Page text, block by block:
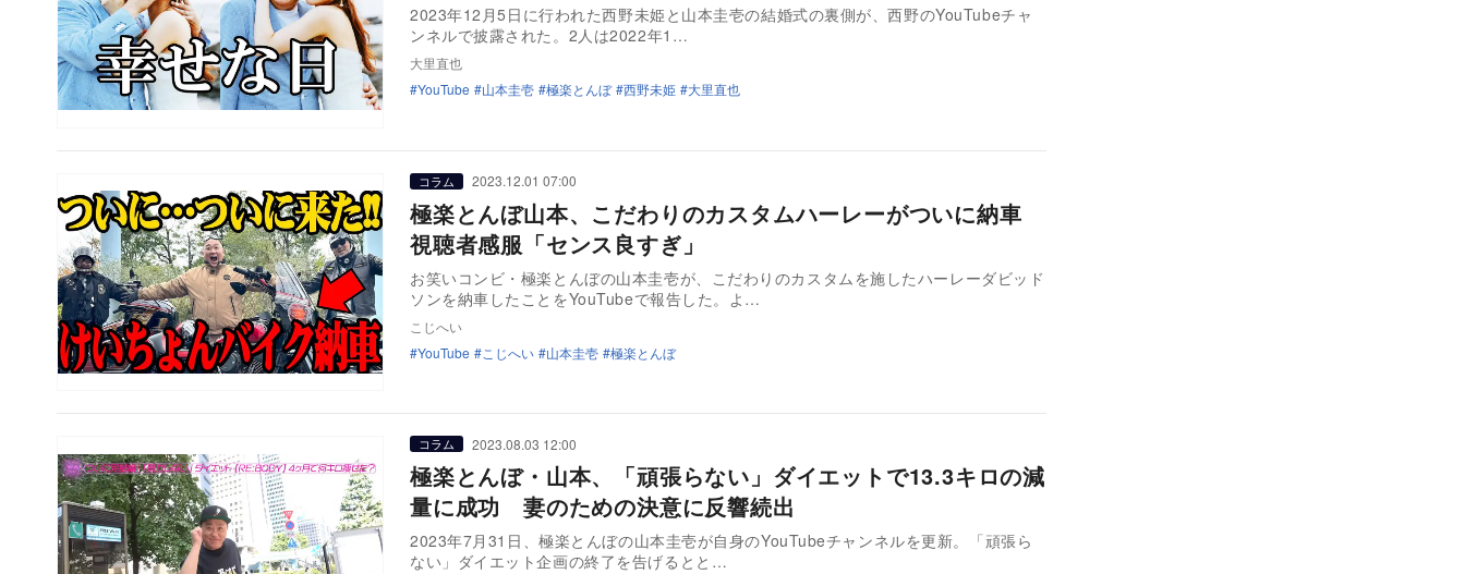
2023年12月5日に行われた西野未姫と山本圭壱の結婚式の裏側が、西野のYouTubeチャ
ンネルで披露された。2人は2022年1…
大里直也
YouTube
山本圭壱 極楽とんぼ 西野未姫 大里直也
コラム 2023.12.01 07:00
極楽とんぼ山本、こだわりのカスタムハーレーがついに納車
視聴者感服「センス良すぎ」
お笑いコンビ・極楽とんぼの山本圭壱が、こだわりのカスタムを施したハーレーダビッド
ソンを納車したことをYouTubeで報告した。よ…
こじへい
YouTube
こじへい 山本圭壱 極楽とんぼ
コラム 2023.08.03 12:00
極楽とんぼ・山本、「頑張らない」ダイエットで13.3キロの減
量に成功 妻のための決意に反響続出
2023年7月31日、極楽とんぼの山本圭壱が自身のYouTubeチャンネルを更新。「頑張ら
ない」ダイエット企画の終了を告げるとと…